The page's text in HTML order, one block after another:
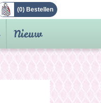
(0) Bestellen
Nieuw